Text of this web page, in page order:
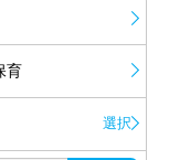
育
選択